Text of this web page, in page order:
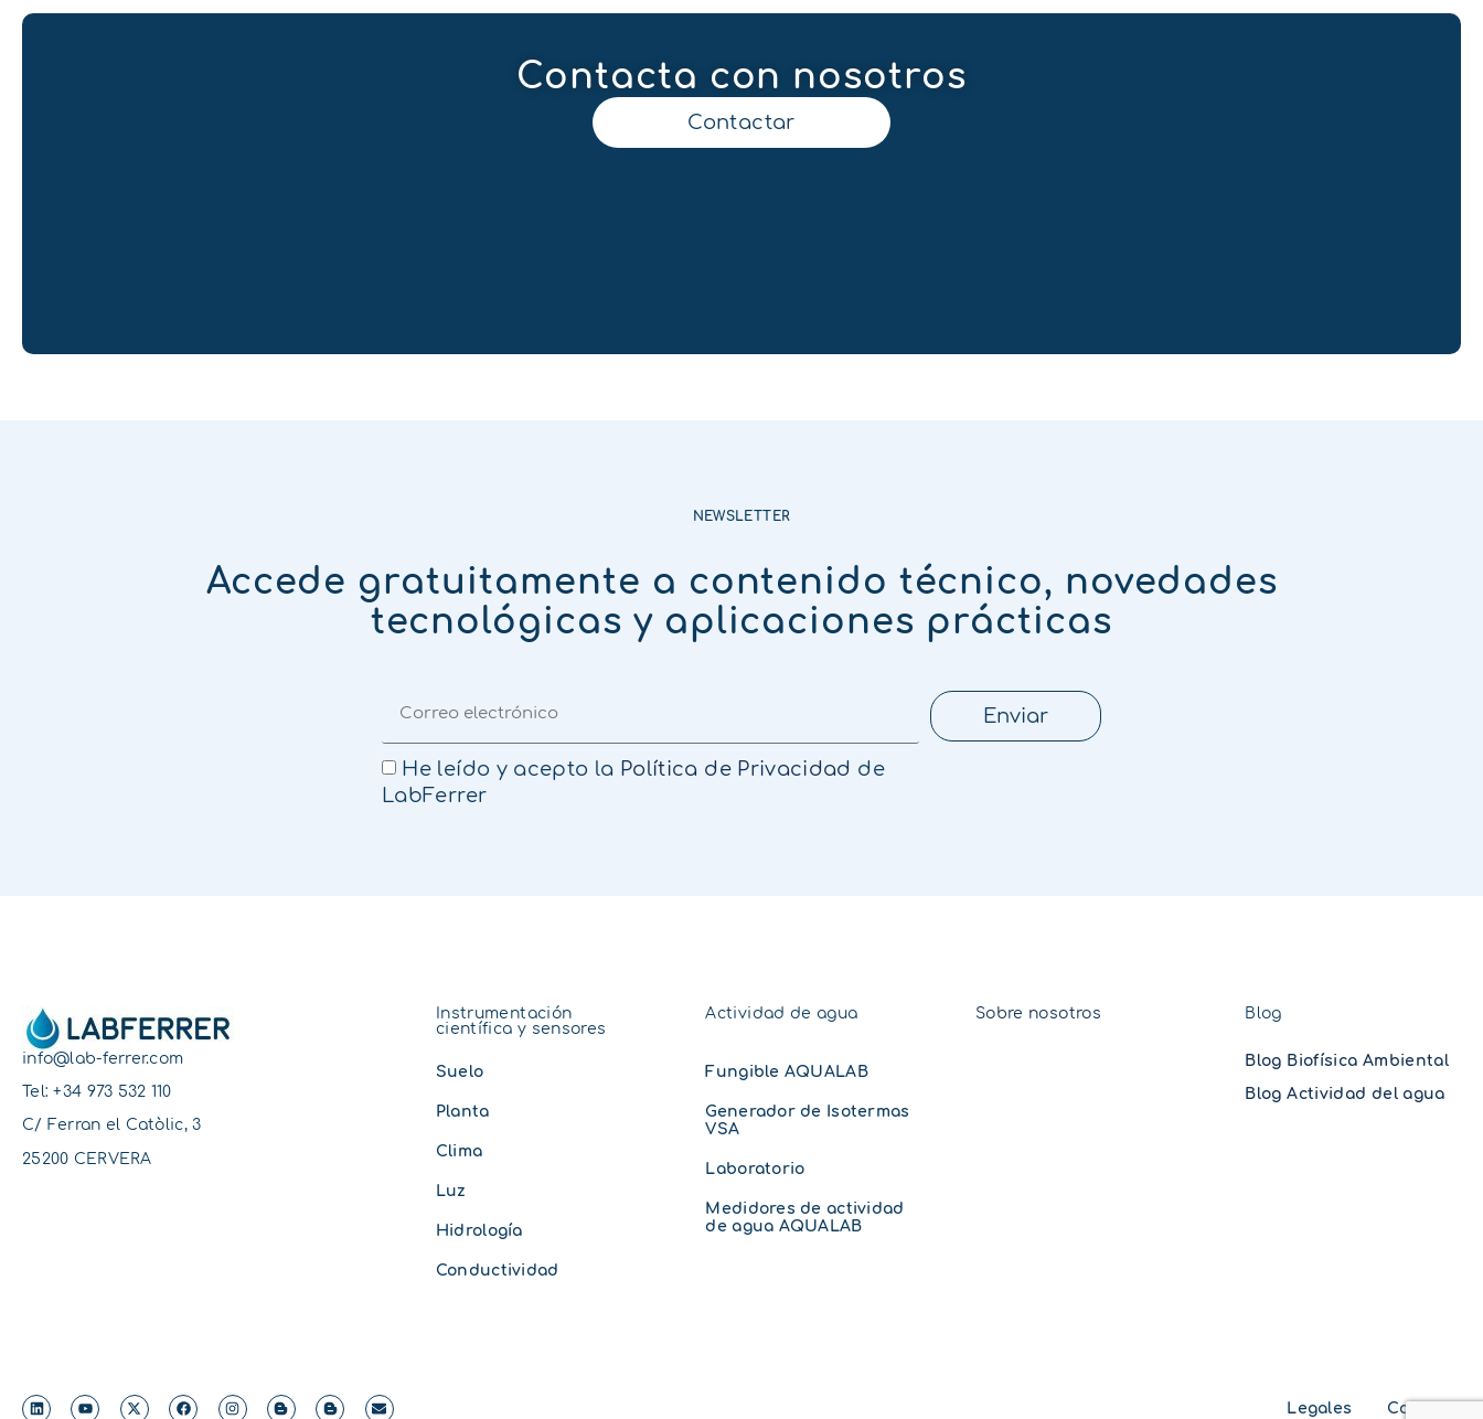
Contacta con nosotros
Contactar
NEWSLETTER
Accede gratuitamente a contenido técnico, novedades
tecnológicas y aplicaciones prácticas
He leído y acepto la Política de Privacidad de
LabFerrer
Enviar
info@lab-ferrer.com
Tel:+34 973 532 110
C/ Ferran el Catòlic, 3
25200 CERVERA
Instrumentación
científica y sensores
Suelo
Planta
Clima
Luz
Hidrología
Conductividad
Actividad de agua
Fungible AQUALAB
Generador de Isotermas
VSA
Laboratorio
Medidores de actividad
de agua AQUALAB
Sobre nosotros Blog
Blog Biofísica Ambiental
Blog Actividad del agua
Legales Cookie